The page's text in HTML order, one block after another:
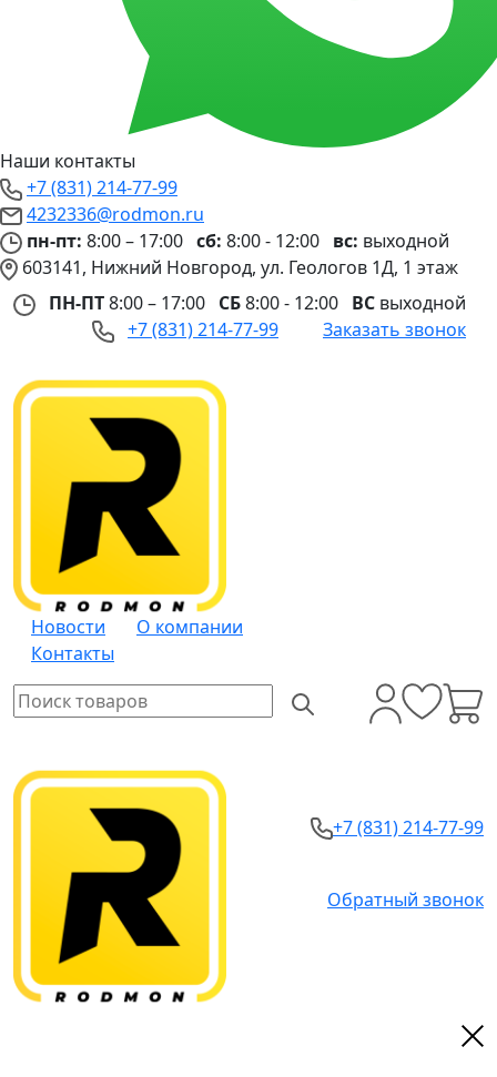
Наши контакты
+7 (831) 214-77-99
4232336@rodmon.ru
пн-пт: 8:00 – 17:00 сб: 8:00 - 12:00 вс: выходной
603141, Нижний Новгород, ул. Геологов 1Д, 1 этаж
ПН-ПТ8:00 – 17:00 СБ8:00 - 12:00 ВС выходной
+7 (831) 214-77-99
Заказать звонок
Новости
О компании
Контакты
+7 (831) 214-77-99
Обратный звонок